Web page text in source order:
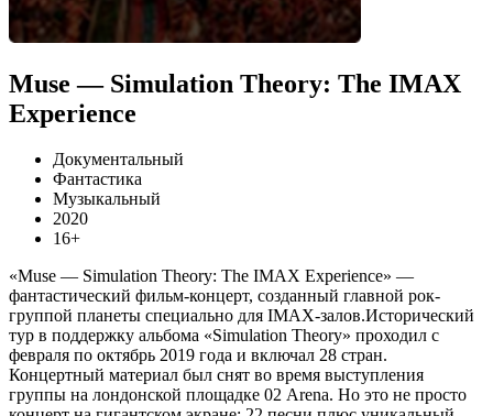
Muse — Simulation Theory: The IMAX
Experience
Документальный
Фантастика
Музыкальный
2020
16+
«Muse — Simulation Theory: The IMAX Experience» —
фантастический фильм-концерт, созданный главной рок-
группой планеты специально для IMAX-залов.Исторический
тур в поддержку альбома «Simulation Theory» проходил с
февраля по октябрь 2019 года и включал 28 стран.
Концертный материал был снят во время выступления
группы на лондонской площадке 02 Arena. Но это не просто